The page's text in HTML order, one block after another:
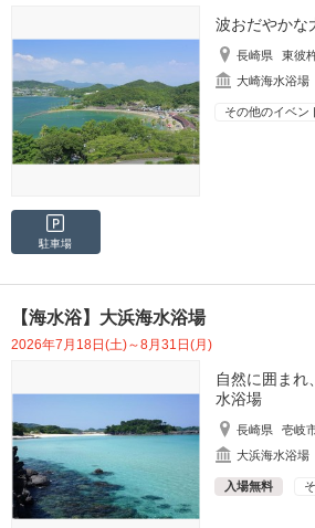
波おだやかな
長崎県
東彼
大崎海水浴場
その他のイベン
駐車場
【海水浴】大浜海水浴場
2026年7月18日(土)～8月31日(月)
自然に囲まれ
水浴場
長崎県
壱岐
大浜海水浴場
入場無料